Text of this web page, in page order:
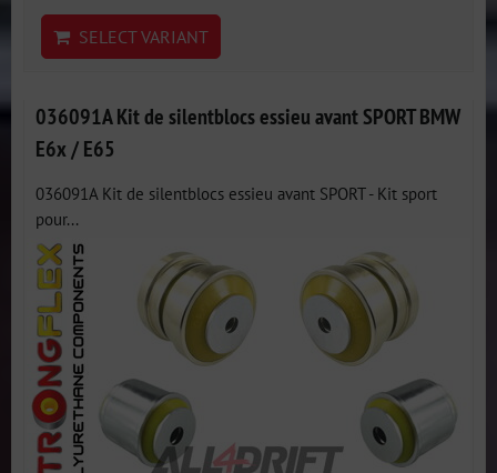
SELECT VARIANT
036091A Kit de silentblocs essieu avant SPORT BMW
E6x / E65
036091A Kit de silentblocs essieu avant SPORT - Kit sport
pour...